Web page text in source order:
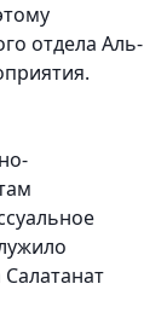
отдела Аль-